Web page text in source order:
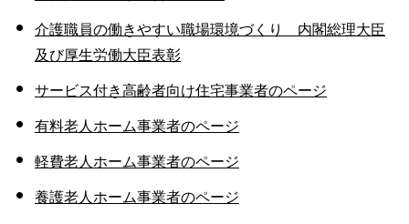
介護職員の働きやすい職場環境づくり 内閣総理大臣
及び厚生労働大臣表彰
サービス付き高齢者向け住宅事業者のページ
有料老人ホーム事業者のページ
軽費老人ホーム事業者のページ
養護老人ホーム事業者のページ